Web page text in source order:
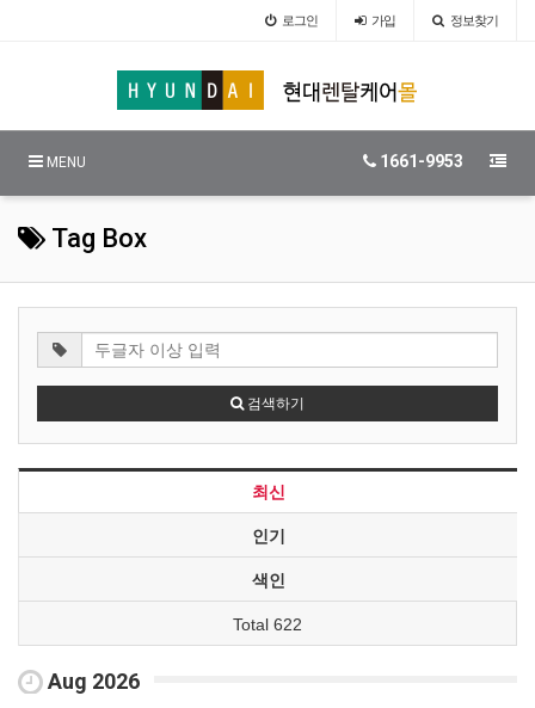
로그인 가입 정보찾기
MENU 1661-9953
Tag Box
검색하기
최신
인기
색인
Total 622
Aug 2026